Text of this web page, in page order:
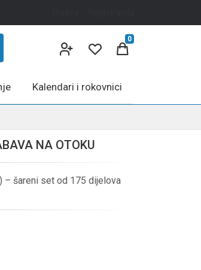
0
Kalendari i rokovnici
NA OTOKU
– šareni set od 175 dijelova